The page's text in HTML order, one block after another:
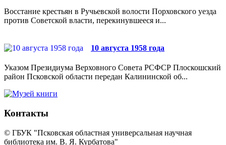
Восстание крестьян в Ручьевской волости Порховского уезда
против Советской власти, перекинувшееся и...
10 августа 1958 года
Указом Президиума Верховного Совета РСФСР Плоскошский
район Псковской области передан Калининской об...
Контакты
© ГБУК "Псковская областная универсальная научная
библиотека им. В. Я. Курбатова"